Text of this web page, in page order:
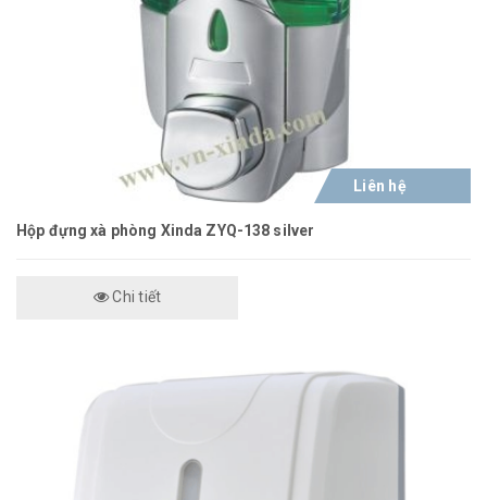
Liên hệ
Hộp đựng xà phòng Xinda ZYQ-138 silver
Chi tiết